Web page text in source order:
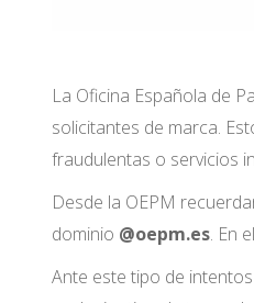
La Oficina Española de
solicitantes de marca.
fraudulentas o servicios
Desde la OEPM
dominio @oepm.es. En
Ante este tipo de